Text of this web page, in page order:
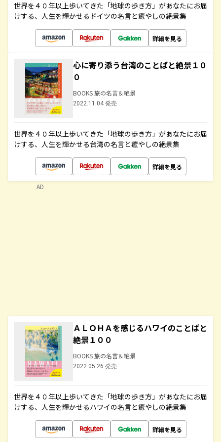
世界を４０年以上歩いてきた「地球の歩き方」があなたにお届
けする、人生を輝かせるドイツの名言と癒やしの絶景集
詳細を見る
心に寄り添う台湾のことばと絶景１０
０
BOOKS 旅の名言＆絶景
2022.11.04 発売
世界を４０年以上歩いてきた「地球の歩き方」があなたにお届
けする、人生を輝かせる台湾の名言と癒やしの絶景集
詳細を見る
ＡＬＯＨＡを感じるハワイのことばと
絶景１００
BOOKS 旅の名言＆絶景
2022.05.26 発売
世界を４０年以上歩いてきた「地球の歩き方」があなたにお届
けする、人生を輝かせるハワイの名言と癒やしの絶景集
詳細を見る
AD